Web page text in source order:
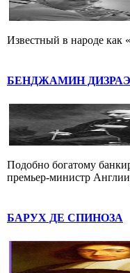
Известный в народе как
БЕНДЖАМИН
Подобно богатому
премьер-министр
БАРУХ ДЕ СПИНОЗА